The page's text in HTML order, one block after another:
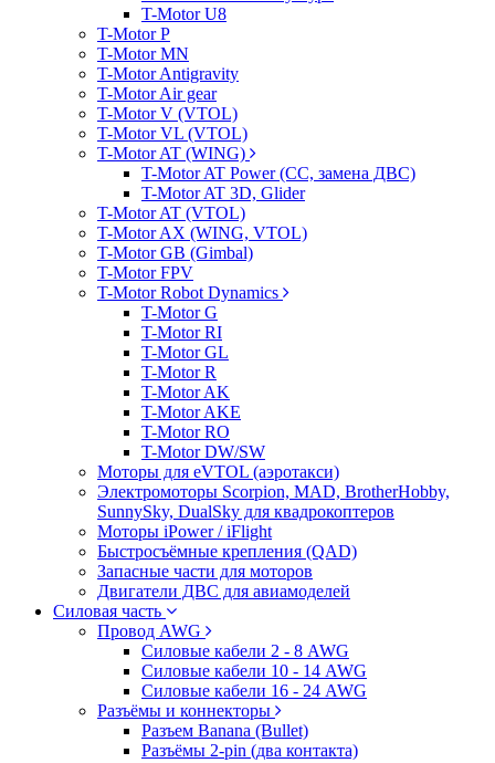
T-Motor U8
T-Motor P
T-Motor MN
T-Motor Antigravity
T-Motor Air gear
T-Motor V (VTOL)
T-Motor VL (VTOL)
T-Motor AT (WING)
T-Motor AT Power (CC, замена ДВС)
T-Motor AT 3D, Glider
T-Motor AT (VTOL)
T-Motor AX (WING, VTOL)
T-Motor GB (Gimbal)
T-Motor FPV
T-Motor Robot Dynamics
T-Motor G
T-Motor RI
T-Motor GL
T-Motor R
T-Motor AK
T-Motor AKE
T-Motor RO
T-Motor DW/SW
Моторы для eVTOL (аэротакси)
Электромоторы Scorpion, MAD, BrotherHobby,
SunnySky, DualSky для квадрокоптеров
Моторы iPower / iFlight
Быстросъёмные крепления (QAD)
Запасные части для моторов
Двигатели ДВС для авиамоделей
Силовая часть
Провод AWG
Силовые кабели 2 - 8 AWG
Силовые кабели 10 - 14 AWG
Силовые кабели 16 - 24 AWG
Разъёмы и коннекторы
Разъем Banana (Bullet)
Разъёмы 2-pin (два контакта)